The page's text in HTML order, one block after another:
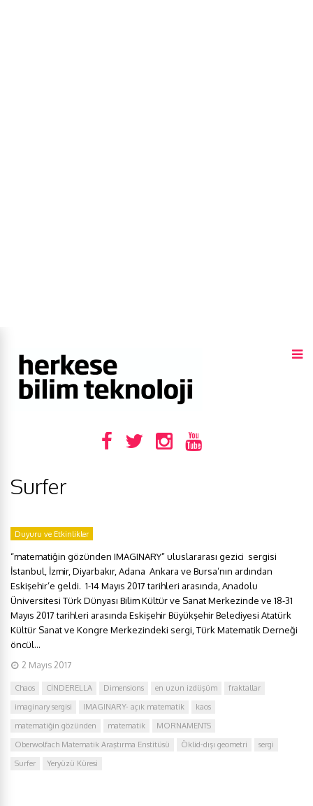
Surfer
Duyuru ve Etkinlikler
“matematiğin gözünden IMAGINARY” uluslararası gezici sergisi
İstanbul, İzmir, Diyarbakır, Adana Ankara ve Bursa’nın ardından
Eskişehir’e geldi. 1-14 Mayıs 2017 tarihleri arasında, Anadolu
Üniversitesi Türk Dünyası Bilim Kültür ve Sanat Merkezinde ve 18-31
Mayıs 2017 tarihleri arasında Eskişehir Büyükşehir Belediyesi Atatürk
Kültür Sanat ve Kongre Merkezindeki sergi, Türk Matematik Derneği
öncül...
2 Mayıs 2017
Chaos CİNDERELLA Dimensions en uzun izdüşüm
fraktallar
imaginary sergisi
IMAGINARY- açık matematik
kaos
matematiğin gözünden
matematik
MORNAMENTS
Oberwolfach Matematik Araştırma Enstitüsü
Öklid-dışı geometri
sergi
Surfer
Yeryüzü Küresi